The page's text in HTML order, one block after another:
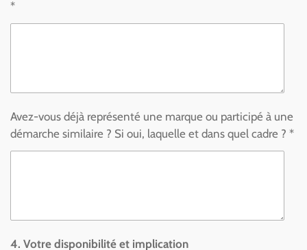
*
Avez-vous déjà représenté une marque ou participé à une
démarche similaire ? Si oui, laquelle et dans quel cadre ? *
4. Votre disponibilité et implication